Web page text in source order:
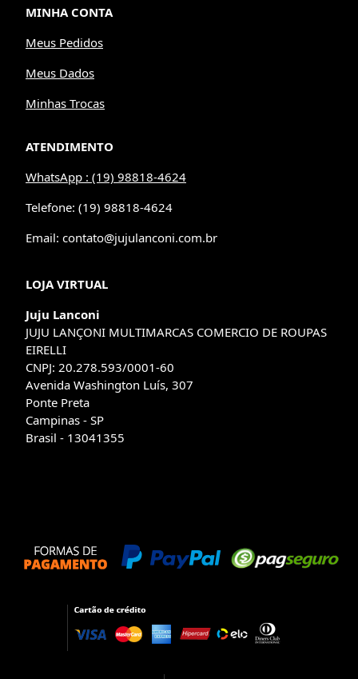
MINHA CONTA
Meus Pedidos
Meus Dados
Minhas Trocas
ATENDIMENTO
WhatsApp : (19) 98818-4624
Telefone: (19) 98818-4624
Email: contato@jujulanconi.com.br
LOJA VIRTUAL
Juju Lanconi
JUJU LANÇONI MULTIMARCAS COMERCIO DE ROUPAS
EIRELLI
CNPJ: 20.278.593/0001-60
Avenida Washington Luís, 307
Ponte Preta
Campinas - SP
Brasil - 13041355